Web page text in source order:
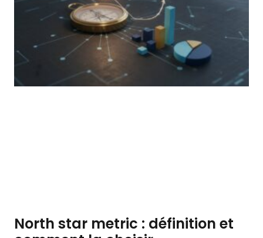
North star metric : définition et